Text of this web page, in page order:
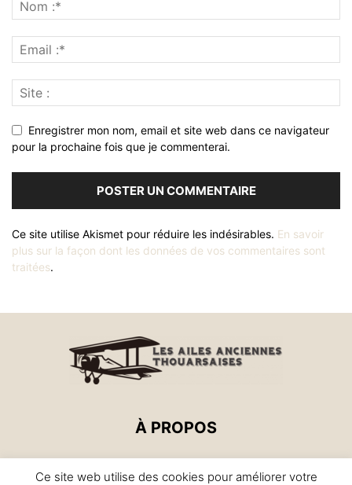
Enregistrer mon nom, email et site web dans ce navigateur
pour la prochaine fois que je commenterai.
Ce site utilise Akismet pour réduire les indésirables. En savoir
plus sur la façon dont les données de vos commentaires sont
traitées.
À PROPOS
des Ailes Anciennes Thouarsaises a pour objet la
Ce site web utilise des cookies pour améliorer votre